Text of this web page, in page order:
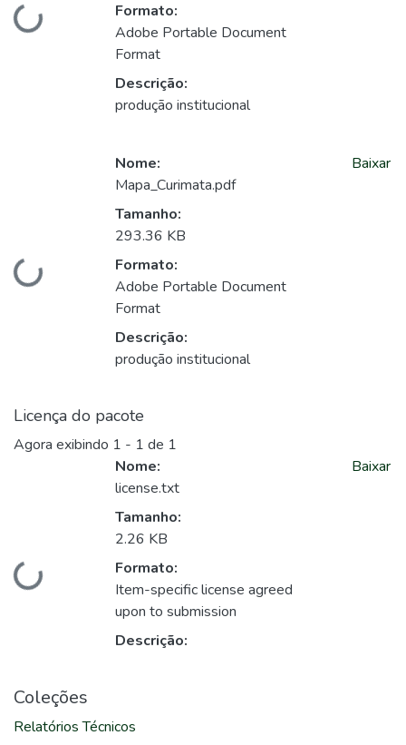
Carregando...
Formato:
Adobe Portable Document
Format
Descrição:
produção institucional
Carregando...
Nome:
Mapa_Curimata.pdf
Tamanho:
293.36 KB
Formato:
Adobe Portable Document
Format
Descrição:
produção institucional
Baixar
Licença do pacote
Agora exibindo 1 - 1 de 1
Carregando...
Nome:
license.txt
Tamanho:
2.26 KB
Formato:
Item-specific license agreed
upon to submission
Descrição:
Baixar
Coleções
Relatórios Técnicos